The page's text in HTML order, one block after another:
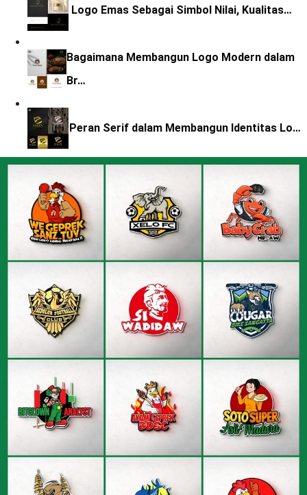
Logo Emas Sebagai Simbol Nilai, Kualitas…
Bagaimana Membangun Logo Modern dalam
Br…
Peran Serif dalam Membangun Identitas Lo…